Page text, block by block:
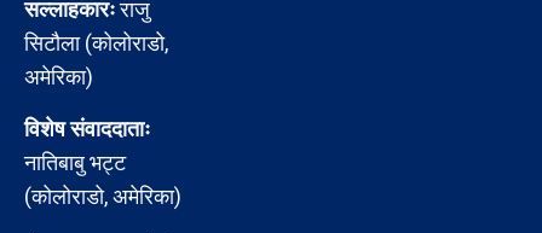
सल्लाहकारःराजु
सिटौला (कोलोराडो,
अमेरिका)
विशेष संवाददाताः
नातिबाबु भट्ट
(कोलोराडो, अमेरिका)